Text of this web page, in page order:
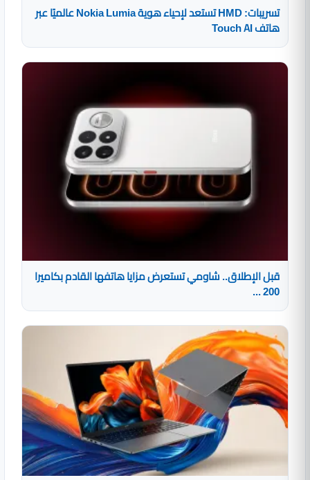
تسريبات: HMD تستعد لإحياء هوية Nokia Lumia عالميًا عبر
هاتف Touch AI
قبل الإطلاق.. شاومي تستعرض مزايا هاتفها القادم بكاميرا
200 ...